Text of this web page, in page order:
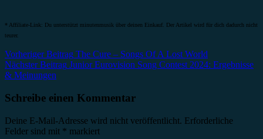
* Affiliate-Link: Du unterstützt minutenmusik über deinen Einkauf. Der Artikel wird für dich dadurch nicht
teurer.
Beitragsnavigation
Vorheriger Beitrag The Cure – Songs Of A Lost World
Nächster Beitrag Junior Eurovision Song Contest 2024: Ergebnisse
& Meinungen
Schreibe einen Kommentar
Deine E-Mail-Adresse wird nicht veröffentlicht. Erforderliche
Felder sind mit * markiert